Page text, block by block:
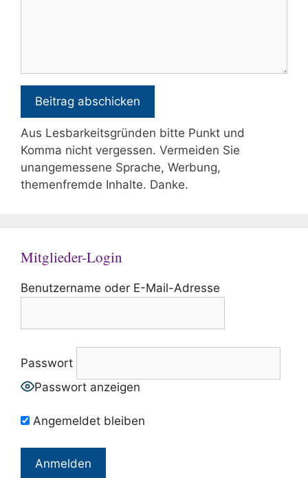
Aus Lesbarkeitsgründen bitte Punkt und
Komma nicht vergessen. Vermeiden Sie
unangemessene Sprache, Werbung,
themenfremde Inhalte. Danke.
Mitglieder-Login
Benutzername oder E-Mail-Adresse
Passwort
Passwort anzeigen
Angemeldet bleiben